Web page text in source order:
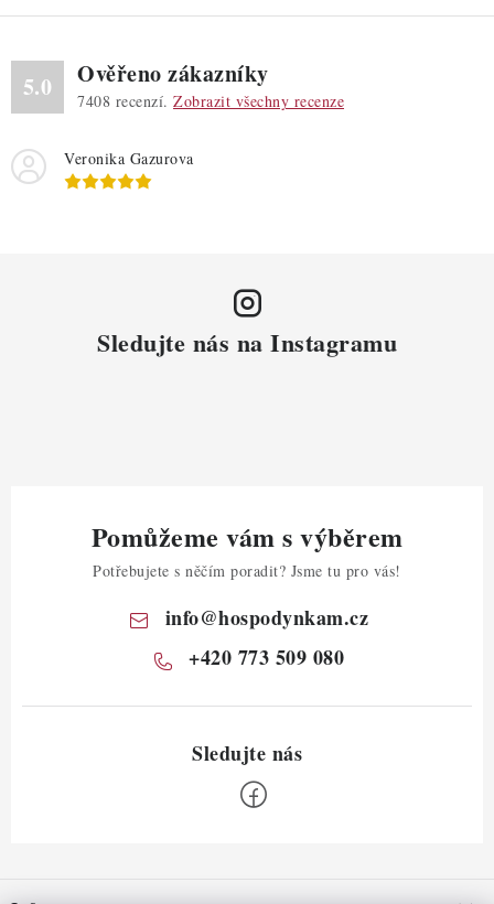
5.0 Ověřeno zákazníky
7408 recenzí. Zobrazit všechny recenze
Veronika Gazurova
Sledujte nás na Instagramu
Pomůžeme vám s výběrem
Potřebujete s něčím poradit? Jsme tu pro vás!
info@hospodynkam.cz
+420 773 509 080